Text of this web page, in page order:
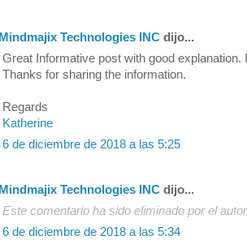
Mindmajix Technologies INC dijo...
Great Informative post with good explanation.
Thanks for sharing the information.
Regards
Katherine
6 de diciembre de 2018 a las 5:25
Mindmajix Technologies INC dijo...
Este comentario ha sido eliminado por el
6 de diciembre de 2018 a las 5:34